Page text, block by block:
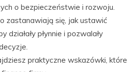
o bezpieczeństwie i rozwoju.
zastanawiają się, jak ustawić
działały płynnie i pozwalały
praktyczne wskazówki, które